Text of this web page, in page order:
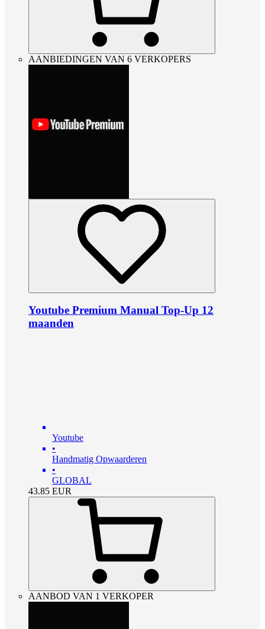
AANBIEDINGEN VAN 6 VERKOPERS
Youtube Premium Manual Top-Up 12
maanden
Youtube
•
Handmatig Opwaarderen
•
GLOBAL
43.85 EUR
AANBOD VAN 1 VERKOPER